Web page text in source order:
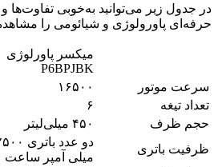
در جدول زیر می‌توانید به‌خوبی
حرفه‌ای پاورولوژی و شیائومی را
میکسر پاورلوژی
P6BPJBK
سرعت موتور
۱۶۵۰۰
تعداد تیغه
۶
حجم ظرف
۴۵۰ میلی‌لیتر
ظرفیت باتری
دو عدد باتری
میلی‌ آمپر ساعت